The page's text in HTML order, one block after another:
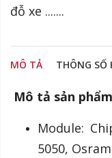
đỗ xe .......
MÔ TẢ THÔNG SỐ
Mô tả sản phẩm
Module:
5050,